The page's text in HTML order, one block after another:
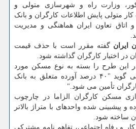
وزارت راه و شهرسازی متولی و
متولی پایش اطلاعات کارگران و بانک
اتاق تعاون ایران هماهنگی و مدیریت
ایران گفته مقرر است با حذف قیمت
در اختیار کارگران گذاشته شود.
در این طرح را بسته به نوع مسکن مورد
تقاضا متفاوت دانسته و می گوید "۴۰ درصد آورده متعلق به بانک
مسکن کارگران الزاما در چارچوب
و ۷۵ متر نبوده و پیشبینی شده واحدهای با متراژ بالاتر
ساخته شود.
و رفاه اجتماعی، تفاهم نامه مشترکی